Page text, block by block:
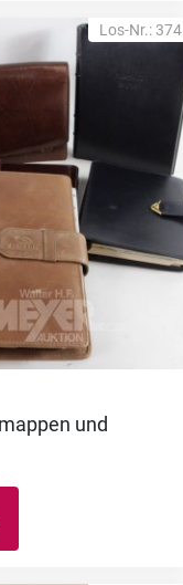
Los-Nr.: 374
und